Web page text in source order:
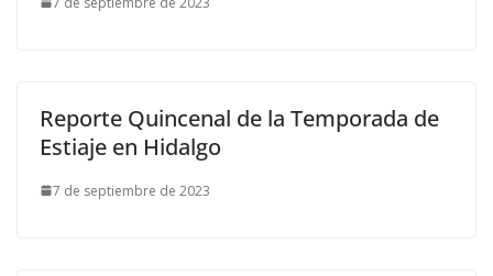
Reporte Quincenal de la Temporada de
Estiaje en Hidalgo
7 de septiembre de 2023